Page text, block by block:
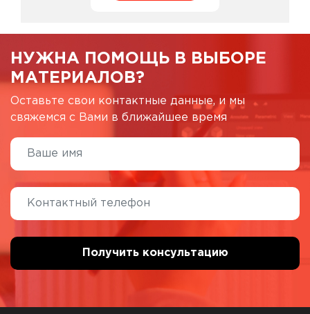
НУЖНА ПОМОЩЬ В ВЫБОРЕ
МАТЕРИАЛОВ?
Оставьте свои контактные данные, и мы
свяжемся с Вами в ближайшее время